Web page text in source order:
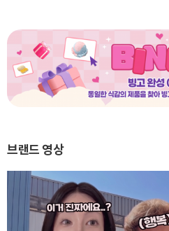
브랜드 영상